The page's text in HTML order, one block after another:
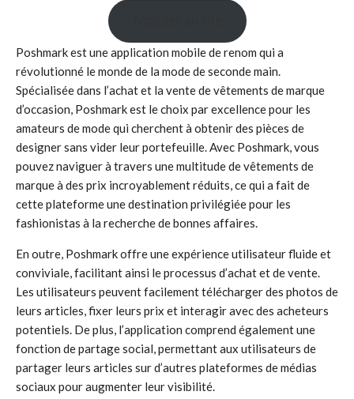
Poshmark est une application mobile de renom qui a
révolutionné le monde de la mode de seconde main.
Spécialisée dans l’achat et la vente de vêtements de marque
d’occasion, Poshmark est le choix par excellence pour les
amateurs de mode qui cherchent à obtenir des pièces de
designer sans vider leur portefeuille. Avec Poshmark, vous
pouvez naviguer à travers une multitude de vêtements de
marque à des prix incroyablement réduits, ce qui a fait de
cette plateforme une destination privilégiée pour les
fashionistas à la recherche de bonnes affaires.
En outre, Poshmark offre une expérience utilisateur fluide et
conviviale, facilitant ainsi le processus d’achat et de vente.
Les utilisateurs peuvent facilement télécharger des photos de
leurs articles, fixer leurs prix et interagir avec des acheteurs
potentiels. De plus, l’application comprend également une
fonction de partage social, permettant aux utilisateurs de
partager leurs articles sur d’autres plateformes de médias
sociaux pour augmenter leur visibilité.